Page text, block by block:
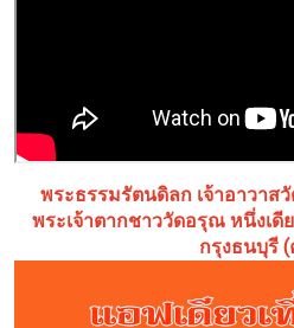
พระธรรมรัตนดิลก เจ้าอาวาส
พระเจ้าตากชาววัดอรุณ หนึ่งเดี
กรุงธนบุรี